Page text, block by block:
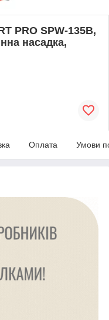
PRO SPW-135B,
насадка,
Оплата Умови